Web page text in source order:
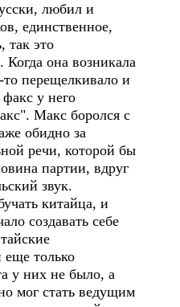
любил и
единственное,
так это
она возникала
перещелкивало и
у него
Макс боролся с
обидно за
речи, которой бы
партии, вдруг
звук.
китайца, и
создавать себе
еще только
у них не было, а
мог стать ведущим